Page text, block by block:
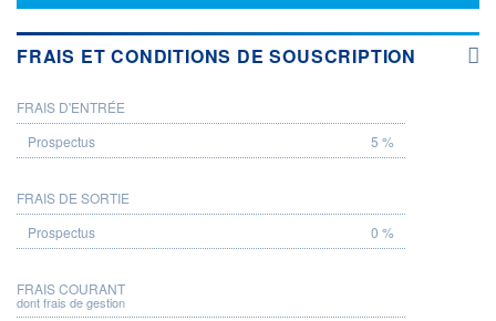
FRAIS ET CONDITIONS DE SOUSCRIPTION
PROSPECTUS
FRAIS D'ENTRÉE
5 %
FRAIS DE SORTIE
0 %
FRAIS COURANT
dont frais de gestion